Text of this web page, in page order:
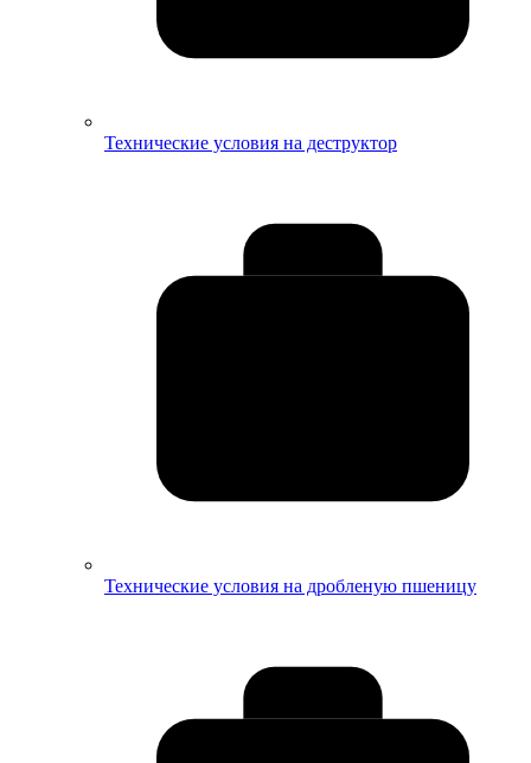
Технические условия на деструктор
Технические условия на дробленую пшеницу